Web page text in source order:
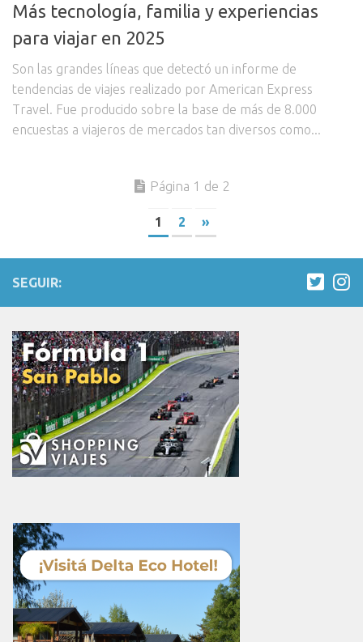
Más tecnología, familia y experiencias
para viajar en 2025
Son las grandes líneas que detectó un informe de
tendencias de viajes realizado por American Express
Travel. Fue producido sobre la base de más de 8.000
encuestas a viajeros de mercados tan diversos como...
Página 1 de 2
1 2 »
SEGUIR: